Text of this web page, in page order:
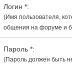
Логин *:
(Имя пользователя,
общения на форуме и
Пароль *:
(Пароль должен быть